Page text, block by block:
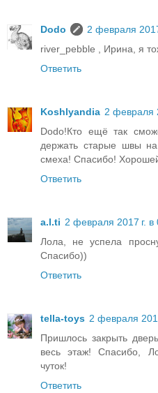
Dodo
2 февраля
river_pebble , Ирина, я
Ответить
Koshlyandia 2 февраля
Dodo!Кто ещё так
держать старые швы
смеха! Спасибо!
Ответить
a.l.ti 2 февраля 2017 г. в
Лола, не успела
Спасибо))
Ответить
tella-toys 2 февраля
Пришлось закрыть
весь этаж! Спасибо,
чуток!
Ответить